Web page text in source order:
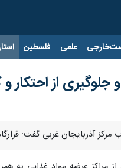
علمی فلسطین
و جلوگیری از